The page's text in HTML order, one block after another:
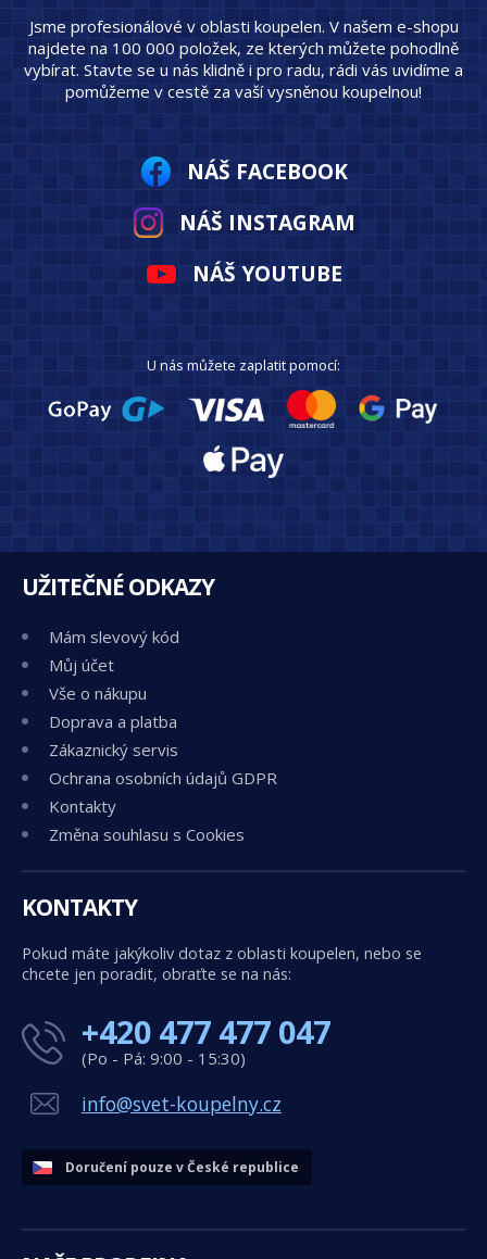
Jsme profesionálové v oblasti koupelen. V našem e-shopu
najdete na 100 000 položek, ze kterých můžete pohodlně
vybírat. Stavte se u nás klidně i pro radu, rádi vás uvidíme a
pomůžeme v cestě za vaší vysněnou koupelnou!
NÁŠ FACEBOOK
NÁŠ INSTAGRAM
NÁŠ YOUTUBE
U nás můžete zaplatit pomocí:
UŽITEČNÉ ODKAZY
Mám slevový kód
Můj účet
Vše o nákupu
Doprava a platba
Zákaznický servis
Ochrana osobních údajů GDPR
Kontakty
Změna souhlasu s Cookies
KONTAKTY
Pokud máte jakýkoliv dotaz z oblasti koupelen, nebo se
chcete jen poradit, obraťte se na nás:
+420 477 477 047
(Po - Pá: 9:00 - 15:30)
info@svet-koupelny.cz
Doručení pouze v České republice